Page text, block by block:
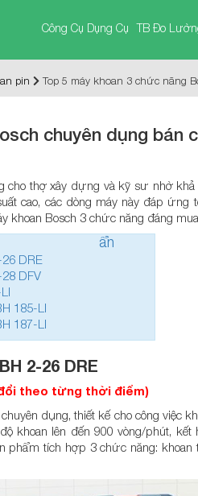
Công Cụ Dụng Cụ TB Đo
pin Top 5 máy khoan 3 chức năng
chuyên dụng bán
thợ xây dựng và kỹ sư nhờ khả
cao, các dòng máy này đáp ứng
Bosch 3 chức năng đáng mua
ẩn
DRE
DFV
185-LI
187-LI
2-26 DRE
đổi theo từng thời điểm)
chuyên dụng, thiết kế cho công việc
khoan lên đến 900 vòng/phút,
phẩm tích hợp 3 chức năng: khoan